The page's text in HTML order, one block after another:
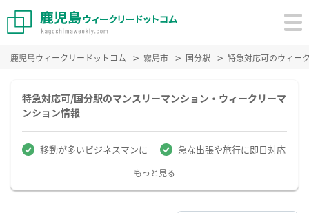
鹿児島ウィークリードットコム 霧島市 国分駅 特急対応可のウィー
特急対応可/国分駅のマンスリーマンション・ウィークリーマ
ンション情報
移動が多いビジネスマンに 急な出張や旅行に即日対応
もっと見る